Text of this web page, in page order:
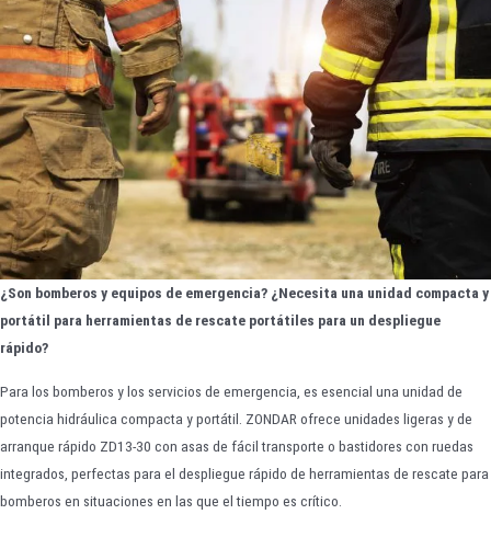
¿Son bomberos y equipos de emergencia? ¿Necesita una unidad compacta y
portátil para herramientas de rescate portátiles para un despliegue
rápido?
Para los bomberos y los servicios de emergencia, es esencial una unidad de
potencia hidráulica compacta y portátil. ZONDAR ofrece unidades ligeras y de
arranque rápido ZD13-30 con asas de fácil transporte o bastidores con ruedas
integrados, perfectas para el despliegue rápido de herramientas de rescate para
bomberos en situaciones en las que el tiempo es crítico.